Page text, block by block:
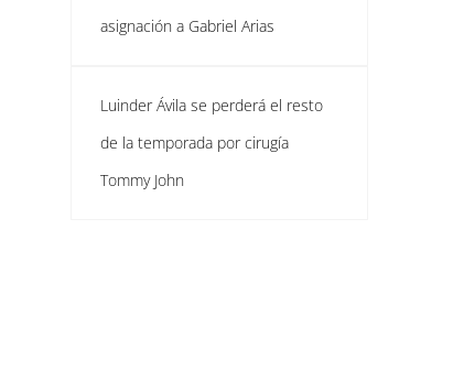
asignación a Gabriel Arias
Luinder Ávila se perderá el resto
de la temporada por cirugía
Tommy John